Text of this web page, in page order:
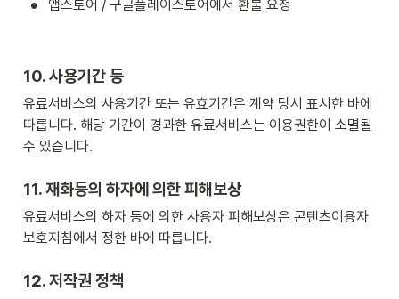
• 앱스토어 / 구글플레이스토어에서 환불 요청
10. 사용기간 등
유료서비스의 사용기간 또는 유효기간은 계약 당시 표시한 바에
따릅니다. 해당 기간이 경과한 유료서비스는 이용권한이 소멸될
수 있습니다.
11. 재화등의 하자에 의한 피해보상
유료서비스의 하자 등에 의한 사용자 피해보상은 콘텐츠이용자
보호지침에서 정한 바에 따릅니다.
12. 저작권 정책